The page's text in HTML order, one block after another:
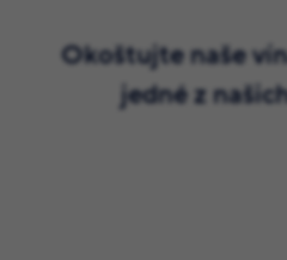
Okoštujte naše
jedné z